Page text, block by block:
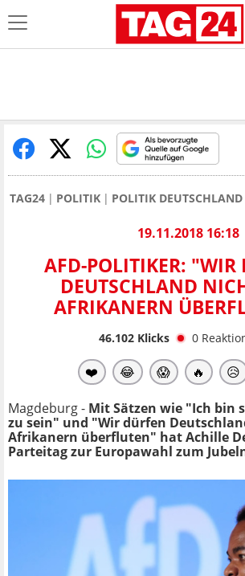
TAG24 POLITIK POLITIK DEUTSCHLAND
19.11.2018 16:18
AFD-POLITIKER: "WIR
DEUTSCHLAND
AFRIKANERN
46.102Klicks 0
❤️ 😂 😱 🔥 😥
Magdeburg - Mit Sätzen wie "Ich bin
zu sein" und "Wir dürfen
Afrikanern überfluten" hat Achille
Parteitag zur Europawahl zum